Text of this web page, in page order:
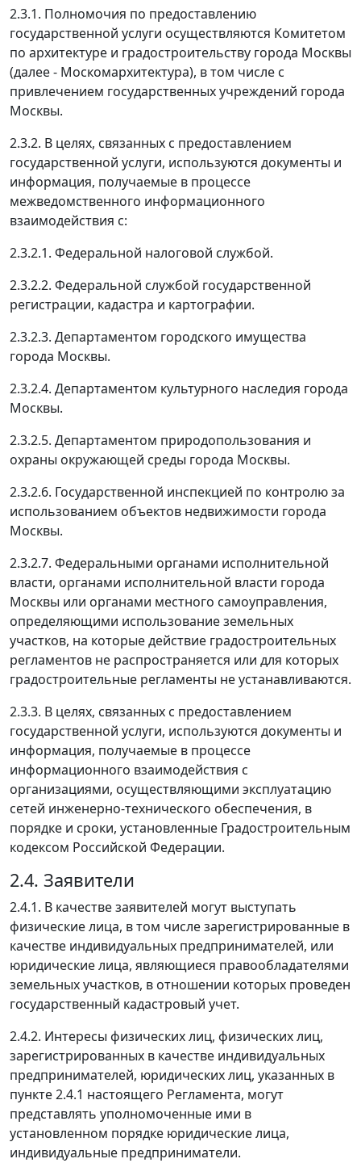
2.3.1. Полномочия по предоставлению
государственной услуги осуществляются Комитетом
по архитектуре и градостроительству города Москвы
(далее - Москомархитектура), в том числе с
привлечением государственных учреждений города
Москвы.
2.3.2. В целях, связанных с предоставлением
государственной услуги, используются документы и
информация, получаемые в процессе
межведомственного информационного
взаимодействия с:
2.3.2.1. Федеральной налоговой службой.
2.3.2.2. Федеральной службой государственной
регистрации, кадастра и картографии.
2.3.2.3. Департаментом городского имущества
города Москвы.
2.3.2.4. Департаментом культурного наследия города
Москвы.
2.3.2.5. Департаментом природопользования и
охраны окружающей среды города Москвы.
2.3.2.6. Государственной инспекцией по контролю за
использованием объектов недвижимости города
Москвы.
2.3.2.7. Федеральными органами исполнительной
власти, органами исполнительной власти города
Москвы или органами местного самоуправления,
определяющими использование земельных
участков, на которые действие градостроительных
регламентов не распространяется или для которых
градостроительные регламенты не устанавливаются.
2.3.3. В целях, связанных с предоставлением
государственной услуги, используются документы и
информация, получаемые в процессе
информационного взаимодействия с
организациями, осуществляющими эксплуатацию
сетей инженерно-технического обеспечения, в
порядке и сроки, установленные Градостроительным
кодексом Российской Федерации.
2.4. Заявители
2.4.1. В качестве заявителей могут выступать
физические лица, в том числе зарегистрированные в
качестве индивидуальных предпринимателей, или
юридические лица, являющиеся правообладателями
земельных участков, в отношении которых проведен
государственный кадастровый учет.
2.4.2. Интересы физических лиц, физических лиц,
зарегистрированных в качестве индивидуальных
предпринимателей, юридических лиц, указанных в
пункте 2.4.1 настоящего Регламента, могут
представлять уполномоченные ими в
установленном порядке юридические лица,
индивидуальные предприниматели.